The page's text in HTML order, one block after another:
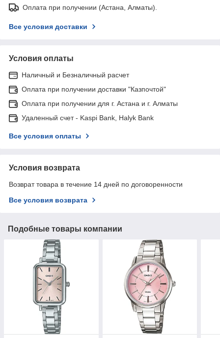
Оплата при получении (Астана, Алматы).
Все условия доставки
Условия оплаты
Наличный и Безналичный расчет
Оплата при получении доставки "Казпочтой"
Оплата при получении для г. Астана и г. Алматы
Удаленный счет - Kaspi Bank, Halyk Bank
Все условия оплаты
Условия возврата
Возврат товара в течение 14 дней по договоренности
Все условия возврата
Подобные товары компании